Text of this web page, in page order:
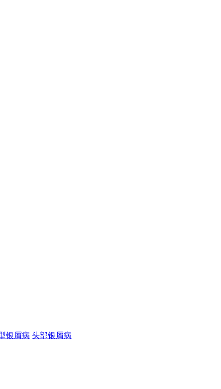
银屑病 头部银屑病